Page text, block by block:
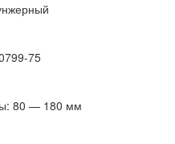
75
80 — 180 мм